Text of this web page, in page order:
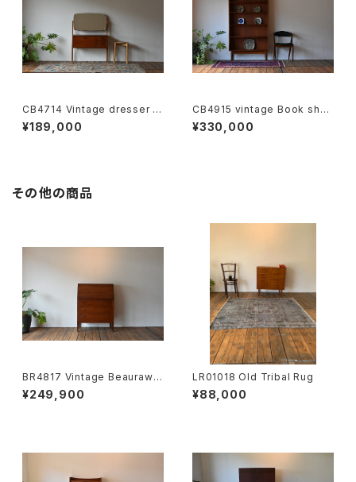
CB4714 Vintage dresser te
ak （oak leg ）DK
¥189,000
CB4915 vintage Book shel
¥330,000
その他の商品
BR4817 Vintage Beauraw t
eak DK
¥249,900
LR01018 Old Tribal Rug
¥88,000